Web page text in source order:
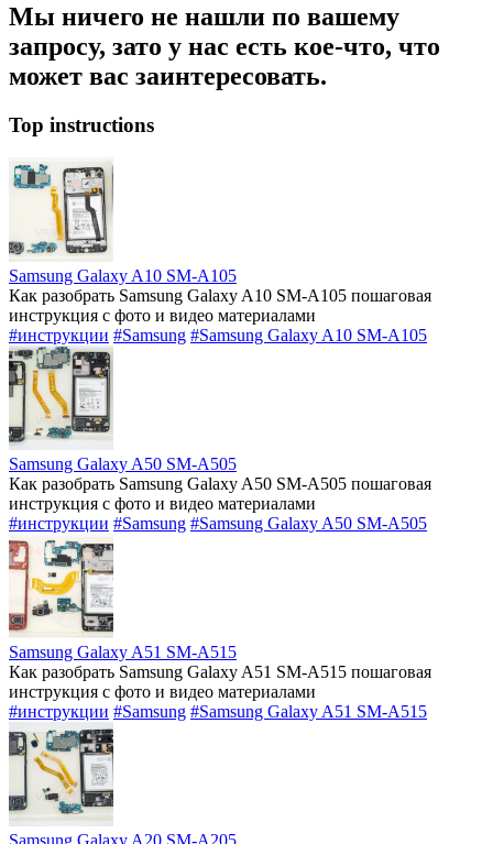
Мы ничего не нашли по вашему
запросу, зато у нас есть кое-что, что
может вас заинтересовать.
Top instructions
Samsung Galaxy A10 SM-A105
Как разобрать Samsung Galaxy A10 SM-A105 пошаговая
инструкция с фото и видео материалами
#инструкции #Samsung #Samsung Galaxy A10 SM-A105
Samsung Galaxy A50 SM-A505
Как разобрать Samsung Galaxy A50 SM-A505 пошаговая
инструкция с фото и видео материалами
#инструкции #Samsung #Samsung Galaxy A50 SM-A505
Samsung Galaxy A51 SM-A515
Как разобрать Samsung Galaxy A51 SM-A515 пошаговая
инструкция с фото и видео материалами
#инструкции #Samsung #Samsung Galaxy A51 SM-A515